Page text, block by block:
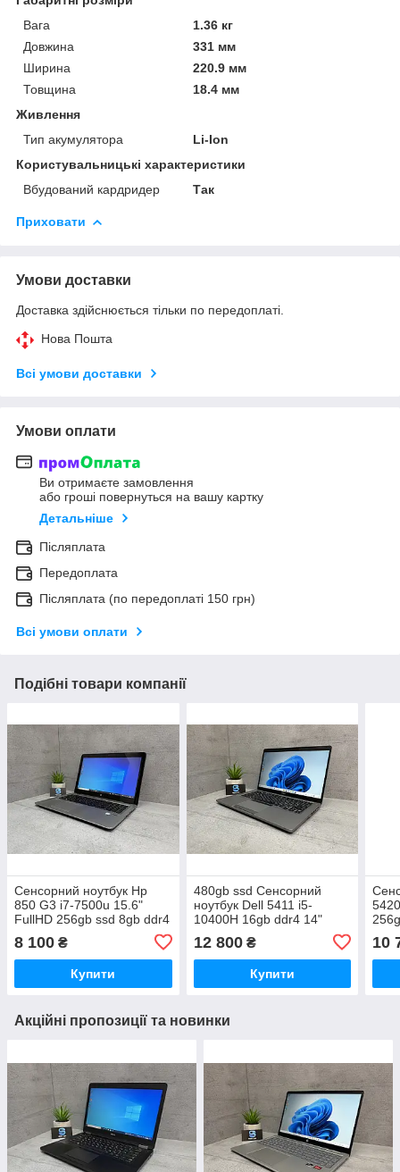
Вага
1.36 кг
Довжина
331 мм
Ширина
220.9 мм
Товщина
18.4 мм
Живлення
Тип акумулятора
Li-Ion
Користувальницькі характеристики
Вбудований кардридер
Так
Приховати
Умови доставки
Доставка здійснюється тільки по передоплаті.
Нова Пошта
Всі умови доставки
Умови оплати
Ви отримаєте замовлення
або гроші повернуться на вашу картку
Детальніше
Післяплата
Передоплата
Післяплата (по передоплаті 150 грн)
Всі умови оплати
Подібні товари компанії
Сенсорний ноутбук Hp
850 G3 i7-7500u 15.6"
FullHD 256gb ssd 8gb ddr4
8 100 ₴
Купити
480gb ssd Сенсорний
ноутбук Dell 5411 i5-
10400H 16gb ddr4 14"
12 800₴
Купити
10
Акційні пропозиції та новинки